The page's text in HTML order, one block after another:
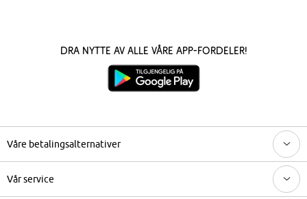
Dra nytte av alle våre app-fordeler!
Våre betalingsalternativer
Vår service